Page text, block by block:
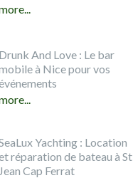
Drunk And Love : Le bar
à Nice pour vos
Yachting : Location
réparation de bateau à St
Jean Cap Ferrat